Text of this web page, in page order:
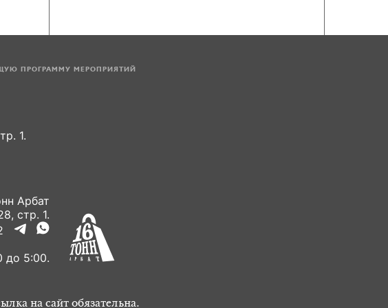
ПРОГРАММУ МЕРОПРИЯТИЙ
1.
Арбат
стр. 1.
до 5:00.
на сайт обязательна.